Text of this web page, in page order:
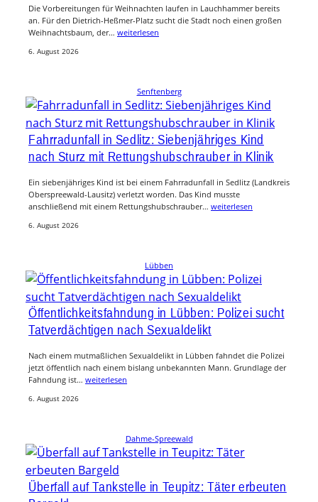
Die Vorbereitungen für Weihnachten laufen in Lauchhammer bereits
an. Für den Dietrich-Heßmer-Platz sucht die Stadt noch einen großen
Weihnachtsbaum, der… weiterlesen
6. August 2026
Senftenberg
Fahrradunfall in Sedlitz: Siebenjähriges Kind
nach Sturz mit Rettungshubschrauber in Klinik
Ein siebenjähriges Kind ist bei einem Fahrradunfall in Sedlitz (Landkreis
Oberspreewald-Lausitz) verletzt worden. Das Kind musste
anschließend mit einem Rettungshubschrauber… weiterlesen
6. August 2026
Lübben
Öffentlichkeitsfahndung in Lübben: Polizei sucht
Tatverdächtigen nach Sexualdelikt
Nach einem mutmaßlichen Sexualdelikt in Lübben fahndet die Polizei
jetzt öffentlich nach einem bislang unbekannten Mann. Grundlage der
Fahndung ist… weiterlesen
6. August 2026
Dahme-Spreewald
Überfall auf Tankstelle in Teupitz: Täter erbeuten